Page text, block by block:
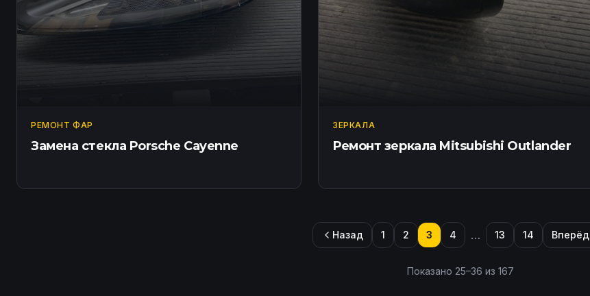
РЕМОНТ ФАР
Замена стекла Porsche Cayenne
ЗЕРКАЛА
Ремонт зеркала Mitsubishi Outlander
Назад 1 2 3 4 … 13 14 Вперёд
Показано 25–36 из 167